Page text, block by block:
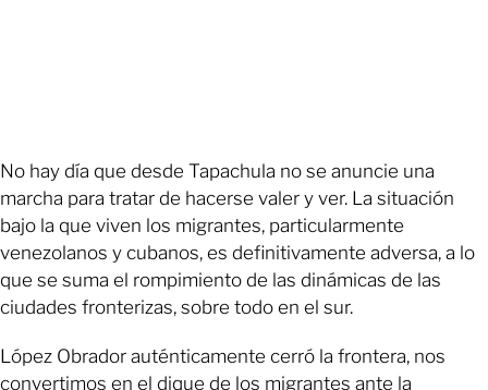
No hay día que desde Tapachula no se anuncie una
marcha para tratar de hacerse valer y ver. La situación
bajo la que viven los migrantes, particularmente
venezolanos y cubanos, es definitivamente adversa, a lo
que se suma el rompimiento de las dinámicas de las
ciudades fronterizas, sobre todo en el sur.
López Obrador auténticamente cerró la frontera, nos
convertimos en el dique de los migrantes ante la